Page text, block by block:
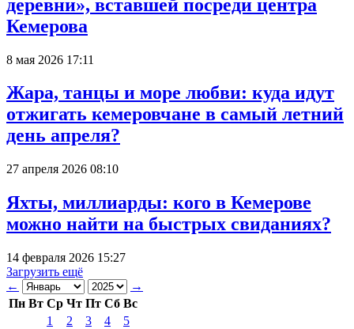
деревни», вставшей посреди центра
Кемерова
8 мая 2026 17:11
Жара, танцы и море любви: куда идут
отжигать кемеровчане в самый летний
день апреля?
27 апреля 2026 08:10
Яхты, миллиарды: кого в Кемерове
можно найти на быстрых свиданиях?
14 февраля 2026 15:27
Загрузить ещё
←
→
Пн Вт Ср Чт Пт Сб Вс
1
2 3 4
5